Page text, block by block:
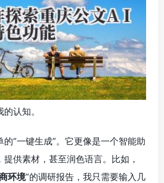
认知。
“一键生成”。它更像是一个智能助
供素材，甚至润色语言。比如，
环境”的调研报告，我只需要输入几